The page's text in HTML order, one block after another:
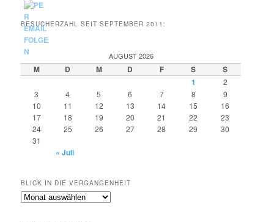
BESUCHERZAHL SEIT SEPTEMBER 2011:
AUGUST 2026
M D M D F S
S
1
2
3
4 5 6 7 8
9
10
11 12 13 14 15
16
17
18 19 20 21 22
23
24
25 26 27 28 29
30
31
« Juli
BLICK IN DIE VERGANGENHEIT
Blick